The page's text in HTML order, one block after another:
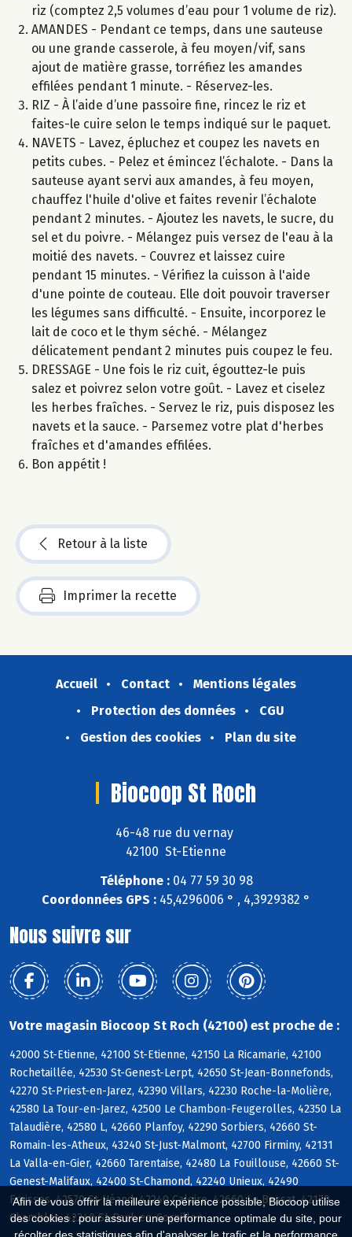
Afin de vous offrir la meilleure expérience possible, Biocoop utilise
des cookies : pour assurer une performance optimale du site, pour
riz (comptez 2,5 volumes d’eau pour 1 volume de riz).
AMANDES - Pendant ce temps, dans une sauteuse
ou une grande casserole, à feu moyen/vif, sans
ajout de matière grasse, torréfiez les amandes
effilées pendant 1 minute. - Réservez-les.
RIZ - À l’aide d’une passoire fine, rincez le riz et
faites-le cuire selon le temps indiqué sur le paquet.
NAVETS - Lavez, épluchez et coupez les navets en
petits cubes. - Pelez et émincez l’échalote. - Dans la
sauteuse ayant servi aux amandes, à feu moyen,
chauffez l'huile d'olive et faites revenir l’échalote
pendant 2 minutes. - Ajoutez les navets, le sucre, du
sel et du poivre. - Mélangez puis versez de l'eau à la
moitié des navets. - Couvrez et laissez cuire
pendant 15 minutes. - Vérifiez la cuisson à l'aide
d'une pointe de couteau. Elle doit pouvoir traverser
les légumes sans difficulté. - Ensuite, incorporez le
lait de coco et le thym séché. - Mélangez
délicatement pendant 2 minutes puis coupez le feu.
DRESSAGE - Une fois le riz cuit, égouttez-le puis
salez et poivrez selon votre goût. - Lavez et ciselez
les herbes fraîches. - Servez le riz, puis disposez les
navets et la sauce. - Parsemez votre plat d'herbes
fraîches et d'amandes effilées.
Bon appétit !
Retour à la liste
Imprimer la recette
Accueil Contact
Mentions légales
Protection des données
CGU
Gestion des cookies
Plan du site
Biocoop St Roch
46-48 rue du vernay
42100 St-Etienne
Téléphone :04 77 59 30 98
Coordonnées GPS : 45,4296006 ° , 4,3929382 °
Nous suivre sur
Votre magasin Biocoop St Roch (42100) est proche de :
42000 St-Etienne, 42100 St-Etienne, 42150 La Ricamarie, 42100
Rochetaillée, 42530 St-Genest-Lerpt, 42650 St-Jean-Bonnefonds,
42270 St-Priest-en-Jarez, 42390 Villars, 42230 Roche-la-Molière,
42580 La Tour-en-Jarez, 42500 Le Chambon-Feugerolles, 42350 La
Talaudière, 42580 L, 42660 Planfoy, 42290 Sorbiers, 42660 St-
Romain-les-Atheux, 43240 St-Just-Malmont, 42700 Firminy, 42131
La Valla-en-Gier, 42660 Tarentaise, 42480 La Fouillouse, 42660 St-
Genest-Malifaux, 42400 St-Chamond, 42240 Unieux, 42490
Fraisses, 42570 St-Héand, 42240 Caloire, 42660 Le Bessat, 42170
Chambles, 42240 St-Paul-en-Cornillon